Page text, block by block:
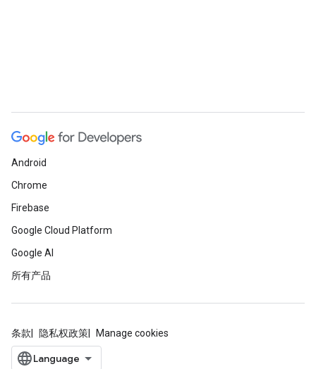
Android
Chrome
Firebase
Google Cloud Platform
Google AI
所有产品
条款 隐私权政策 Manage cookies